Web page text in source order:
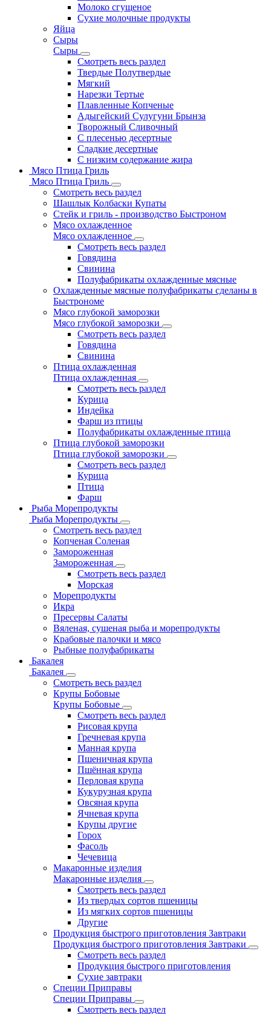
Молоко сгущеное
Сухие молочные продукты
Яйца
Сыры
Сыры
Смотреть весь раздел
Твердые Полутвердые
Мягкий
Нарезки Тертые
Плавленные Копченые
Адыгейский Сулугуни Брынза
Творожный Сливочный
С плесенью десертные
Сладкие десертные
С низким содержание жира
Мясо Птица Гриль
Мясо Птица Гриль
Смотреть весь раздел
Шашлык Колбаски Купаты
Стейк и гриль - производство Быстроном
Мясо охлажденное
Мясо охлажденное
Смотреть весь раздел
Говядина
Свинина
Полуфабрикаты охлажденные мясные
Охлажденные мясные полуфабрикаты сделаны в
Быстрономе
Мясо глубокой заморозки
Мясо глубокой заморозки
Смотреть весь раздел
Говядина
Свинина
Птица охлажденная
Птица охлажденная
Смотреть весь раздел
Курица
Индейка
Фарш из птицы
Полуфабрикаты охлажденные птица
Птица глубокой заморозки
Птица глубокой заморозки
Смотреть весь раздел
Курица
Птица
Фарш
Рыба Морепродукты
Рыба Морепродукты
Смотреть весь раздел
Копченая Соленая
Замороженная
Замороженная
Смотреть весь раздел
Морская
Морепродукты
Икра
Пресервы Салаты
Вяленая, сушеная рыба и морепродукты
Крабовые палочки и мясо
Рыбные полуфабрикаты
Бакалея
Бакалея
Смотреть весь раздел
Крупы Бобовые
Крупы Бобовые
Смотреть весь раздел
Рисовая крупа
Гречневая крупа
Манная крупа
Пшеничная крупа
Пшённая крупа
Перловая крупа
Кукурузная крупа
Овсяная крупа
Ячневая крупа
Крупы другие
Горох
Фасоль
Чечевица
Макаронные изделия
Макаронные изделия
Смотреть весь раздел
Из твердых сортов пшеницы
Из мягких сортов пшеницы
Другие
Продукция быстрого приготовления Завтраки
Продукция быстрого приготовления Завтраки
Смотреть весь раздел
Продукция быстрого приготовления
Сухие завтраки
Специи Приправы
Специи Приправы
Смотреть весь раздел